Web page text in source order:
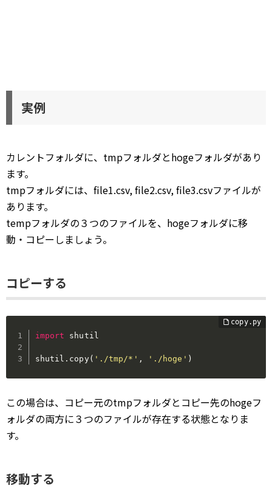
実例
カレントフォルダに、tmpフォルダとhogeフォルダがあり
ます。
tmpフォルダには、file1.csv, file2.csv, file3.csvファイルが
あります。
tempフォルダの３つのファイルを、hogeフォルダに移
動・コピーしましょう。
コピーする
import shutil
shutil . copy( './tmp/*' , './hoge' )
この場合は、コピー元のtmpフォルダとコピー先のhogeフ
ォルダの両方に３つのファイルが存在する状態となりま
す。
移動する